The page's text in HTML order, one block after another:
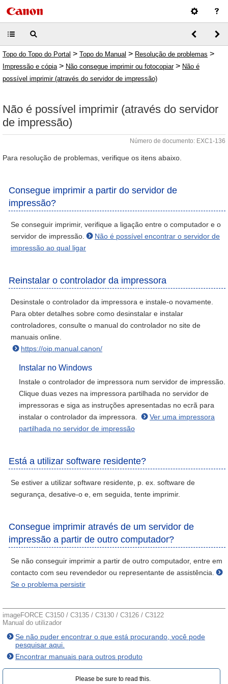
Topo do Topo do Portal > Topo do Manual > Resolução de problemas >
Impressão e cópia > Não consegue imprimir ou fotocopiar> Não é
possível imprimir (através do servidor de impressão)
Não é possível imprimir (através do servidor
de impressão)
Número de documento: EXC1-136
Para resolução de problemas, verifique os itens abaixo.
Consegue imprimir a partir do servidor de
impressão?
Se conseguir imprimir, verifique a ligação entre o computador e o
servidor de impressão.
Não é possível encontrar o servidor de
impressão ao qual ligar
Reinstalar o controlador da impressora
Desinstale o controlador da impressora e instale-o novamente.
Para obter detalhes sobre como desinstalar e instalar
controladores, consulte o manual do controlador no site de
manuais online.
https://oip.manual.canon/
Instalar no Windows
Instale o controlador de impressora num servidor de impressão.
Clique duas vezes na impressora partilhada no servidor de
impressoras e siga as instruções apresentadas no ecrã para
instalar o controlador da impressora.
Ver uma impressora
partilhada no servidor de impressão
Está a utilizar software residente?
Se estiver a utilizar software residente, p. ex. software de
segurança, desative-o e, em seguida, tente imprimir.
Consegue imprimir através de um servidor de
impressão a partir de outro computador?
Se não conseguir imprimir a partir de outro computador, entre em
contacto com seu revendedor ou representante de assistência.
Se o problema persistir
imageFORCE C3150 / C3135 / C3130 / C3126 / C3122
Manual do utilizador
Se não puder encontrar o que está procurando, você pode
pesquisar aqui.
Encontrar manuais para outros produto
Please be sure to read this.‎